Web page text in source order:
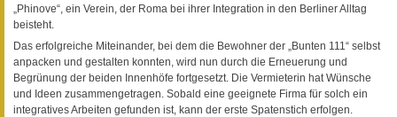
„Phinove“, ein Verein, der Roma bei ihrer Integration in den Berliner Alltag
beisteht.
Das erfolgreiche Miteinander, bei dem die Bewohner der „Bunten 111“ selbst
anpacken und gestalten konnten, wird nun durch die Erneuerung und
Begrünung der beiden Innenhöfe fortgesetzt. Die Vermieterin hat Wünsche
und Ideen zusammengetragen. Sobald eine geeignete Firma für solch ein
integratives Arbeiten gefunden ist, kann der erste Spatenstich erfolgen.